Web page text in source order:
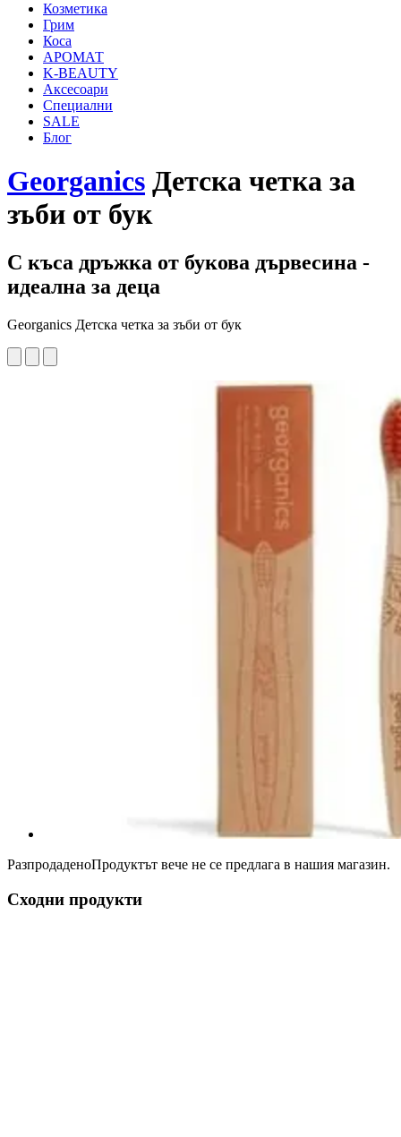
Козметика
Грим
Коса
АРОМАТ
K-BEAUTY
Аксесоари
Специални
SALE
Блог
Georganics Детска четка за
зъби от бук
С къса дръжка от букова дървесина -
идеална за деца
Georganics Детска четка за зъби от бук
РазпродаденоПродуктът вече не се предлага в нашия магазин.
Сходни продукти